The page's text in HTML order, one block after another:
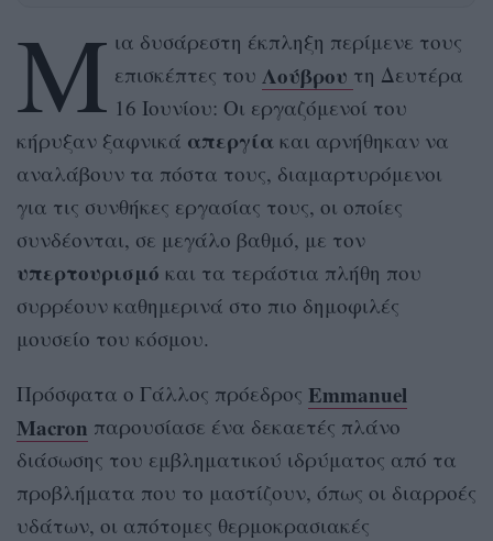
Μ ια δυσάρεστη έκπληξη περίμενε τους
επισκέπτες του Λούβρου τη Δευτέρα
16 Ιουνίου: Οι εργαζόμενοί του
κήρυξαν ξαφνικά απεργία και αρνήθηκαν να
αναλάβουν τα πόστα τους, διαμαρτυρόμενοι
για τις συνθήκες εργασίας τους, οι οποίες
συνδέονται, σε μεγάλο βαθμό, με τον
υπερτουρισμό και τα τεράστια πλήθη που
συρρέουν καθημερινά στο πιο δημοφιλές
μουσείο του κόσμου.
Πρόσφατα ο Γάλλος πρόεδρος Emmanuel
Macron παρουσίασε ένα δεκαετές πλάνο
διάσωσης του εμβληματικού ιδρύματος από τα
προβλήματα που το μαστίζουν, όπως οι διαρροές
υδάτων, οι απότομες θερμοκρασιακές